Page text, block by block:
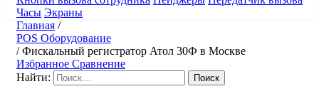
Часы Экраны
Главная /
POS Оборудование
/Фискальный регистратор Атол 30Ф в Москве
Избранное Сравнение
Найти: